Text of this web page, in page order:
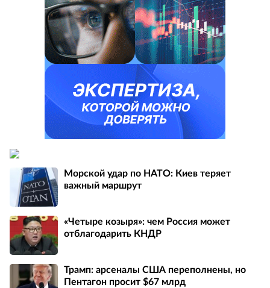
Морской удар по НАТО: Киев теряет
важный маршрут
«Четыре козыря»: чем Россия может
отблагодарить КНДР
Трамп: арсеналы США переполнены, но
Пентагон просит $67 млрд